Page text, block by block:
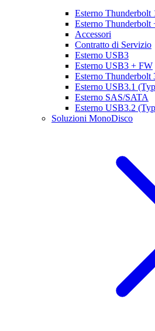
Esterno Thunderbolt
Esterno Thunderbolt
Accessori
Contratto di Servizio
Esterno USB3
Esterno USB3 + FW
Esterno Thunderbolt
Esterno USB3.1
Esterno SAS/SATA
Esterno USB3.2
Soluzioni MonoDisco